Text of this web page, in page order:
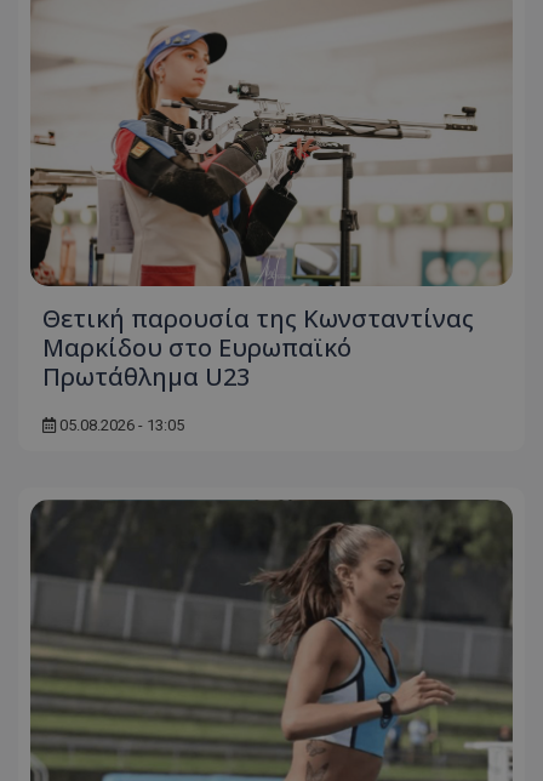
Θετική παρουσία της Κωνσταντίνας
Μαρκίδου στο Ευρωπαϊκό
Πρωτάθλημα U23
05.08.2026 - 13:05